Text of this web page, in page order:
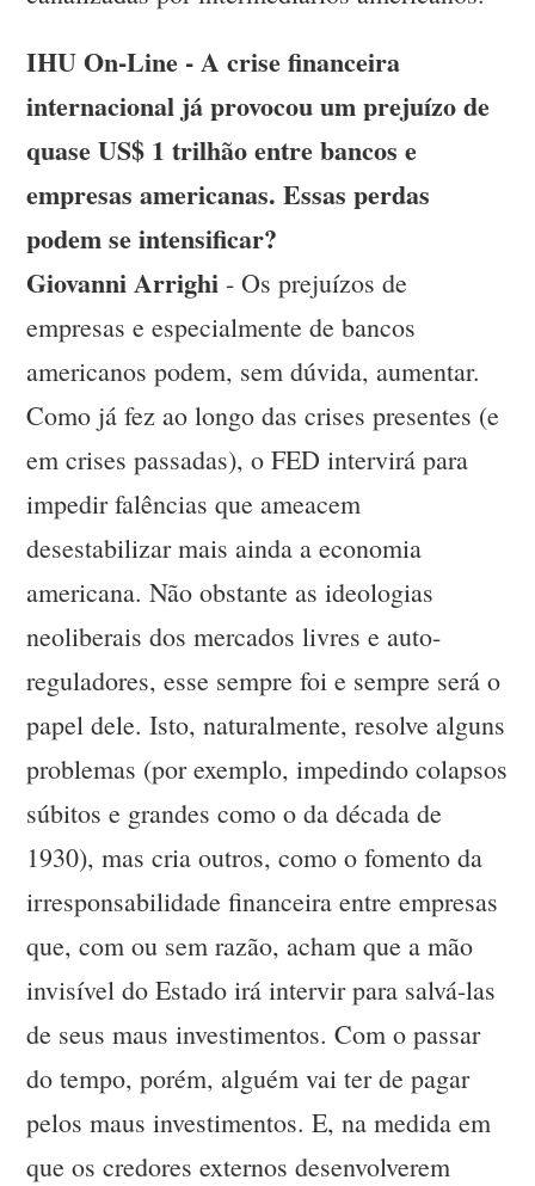
IHU On-Line - A crise financeira
internacional já provocou um prejuízo de
quase US$ 1 trilhão entre bancos e
empresas americanas. Essas perdas
podem se intensificar?
Giovanni Arrighi - Os prejuízos de
empresas e especialmente de bancos
americanos podem, sem dúvida, aumentar.
Como já fez ao longo das crises presentes (e
em crises passadas), o FED intervirá para
impedir falências que ameacem
desestabilizar mais ainda a economia
americana. Não obstante as ideologias
neoliberais dos mercados livres e auto-
reguladores, esse sempre foi e sempre será o
papel dele. Isto, naturalmente, resolve alguns
problemas (por exemplo, impedindo colapsos
súbitos e grandes como o da década de
1930), mas cria outros, como o fomento da
irresponsabilidade financeira entre empresas
que, com ou sem razão, acham que a mão
invisível do Estado irá intervir para salvá-las
de seus maus investimentos. Com o passar
do tempo, porém, alguém vai ter de pagar
pelos maus investimentos. E, na medida em
que os credores externos desenvolverem